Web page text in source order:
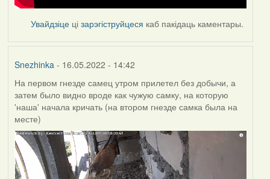
Увайдзіце цізарэгіструйцеся каб пакідаць каментары.
Snezhinka - 16.05.2022 - 14:42
На первом гнезде самец утром прилетел без добычи, а
затем было видно вроде как чужую самку, на которую
'наша' начала кричать (на втором гнезде самка была на
месте)